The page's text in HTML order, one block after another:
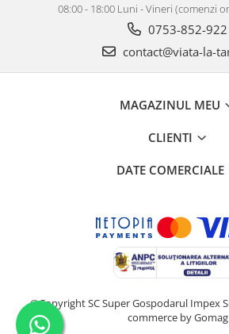
08:00 - 18:00 Luni - Vineri (comenzi
0753-852-922
contact@viata-la-
MAGAZINUL MEU
CLIENTI
DATE COMERCIALE
©Copyright SC Super Gospodarul Impex
commerce by Gomag